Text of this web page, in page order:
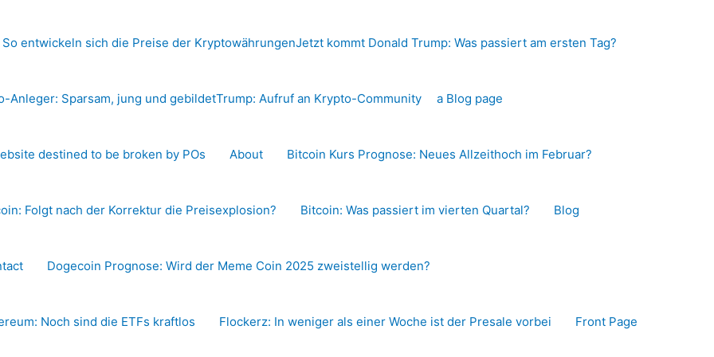
So entwickeln sich die Preise der KryptowährungenJetzt kommt Donald Trump: Was passiert am ersten Tag?
Anleger: Sparsam, jung und gebildetTrump: Aufruf an Krypto-Community a Blog page
destined to be broken by POs About Bitcoin Kurs Prognose: Neues Allzeithoch im Februar?
Folgt nach der Korrektur die Preisexplosion? Bitcoin: Was passiert im vierten Quartal? Blog
Dogecoin Prognose: Wird der Meme Coin 2025 zweistellig werden?
Noch sind die ETFs kraftlos Flockerz: In weniger als einer Woche ist der Presale vorbei Front Page